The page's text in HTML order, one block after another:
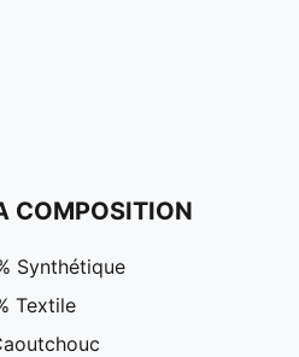
COMPOSITION
Synthétique
Textile